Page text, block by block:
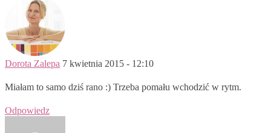
Dorota Zalepa 7 kwietnia 2015 - 12:10
Miałam to samo dziś rano :) Trzeba pomału wchodzić w rytm.
Odpowiedz